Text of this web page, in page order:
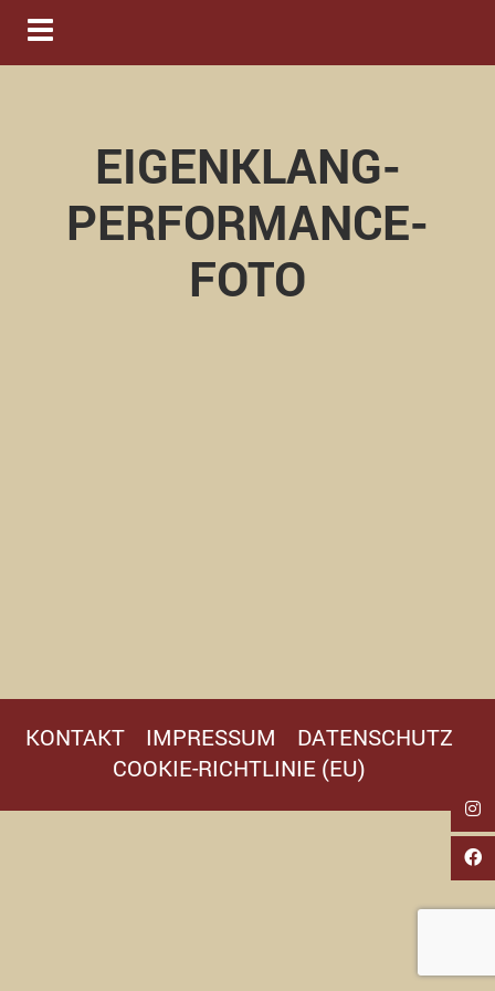
Navigation ein-/ausblenden
EIGENKLANG-
PERFORMANCE-
FOTO
KONTAKT IMPRESSUM
DATENSCHUTZ
COOKIE-RICHTLINIE (EU)